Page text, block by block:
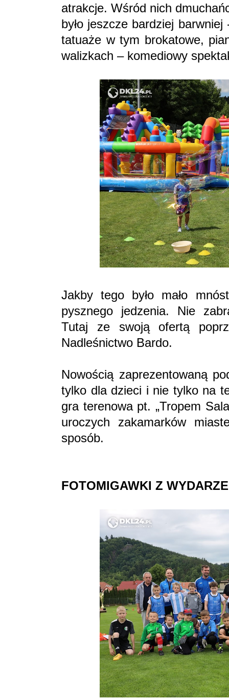
atrakcje. Wśród nich
było jeszcze bardziej
tatuaże w tym brokatowe,
walizkach – komediowy
Jakby tego było mało
pysznego jedzenia. Nie
Tutaj ze swoją ofertą
Nadleśnictwo Bardo.
Nowością zaprezentowaną
tylko dla dzieci i nie tylko na
gra terenowa pt. „Tropem
uroczych zakamarków
sposób.
FOTOMIGAWKI Z